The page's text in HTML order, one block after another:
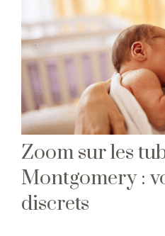
Zoom sur les
Montgomery :
discrets